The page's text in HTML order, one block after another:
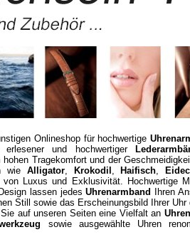
Onlineshop für hochwertige
und hochwertiger
Tragekomfort und der
wie Alligator, Krokodil , Haifisch,
von Luxus und Exklusivität. Hochwertige
lassen jedesUhrenarmband
Ihren
Still sowie das Erscheinungsbild Ihrer Uhr
auf unseren Seiten eine Vielfalt an
sowie ausgewählte Uhren